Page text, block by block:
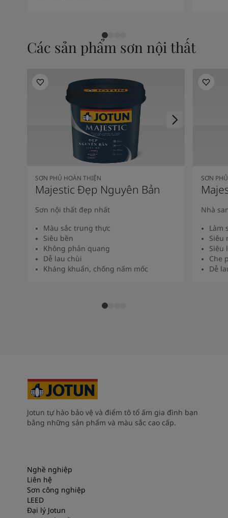
Các sản phẩm sơn nội thất
SƠN PHỦ HOÀN THIỆN
Majestic Đẹp Nguyên Bản
Sơn nội thất đẹp nhất
Màu sắc trung thực
Siêu bền
Không phản quang
Dễ lau chùi
Kháng khuẩn, chống nấm mốc
SƠN
Nhà
Làm
Siêu
Siêu
Che
Dễ
Jotun tự hào bảo vệ và điểm tô tổ ấm gia đình bạn
bằng những sản phẩm và màu sắc cao cấp.
Nghề nghiệp
Liên hệ
Sơn công nghiệp
LEED
Đại lý Jotun